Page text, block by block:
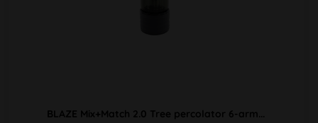
BLAZE Mix+Match 2.0 Tree percolator 6-arm...